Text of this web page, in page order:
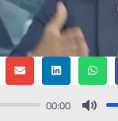
00:00